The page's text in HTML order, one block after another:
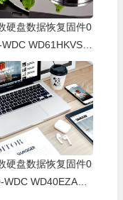
硬盘数据恢复固件0
WD61HKVS-7
80-00A80-WD-WX
00060064-27
硬盘数据恢复固件0
WD40EZAZ-0